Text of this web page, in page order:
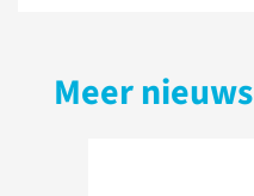
Meer nieuws